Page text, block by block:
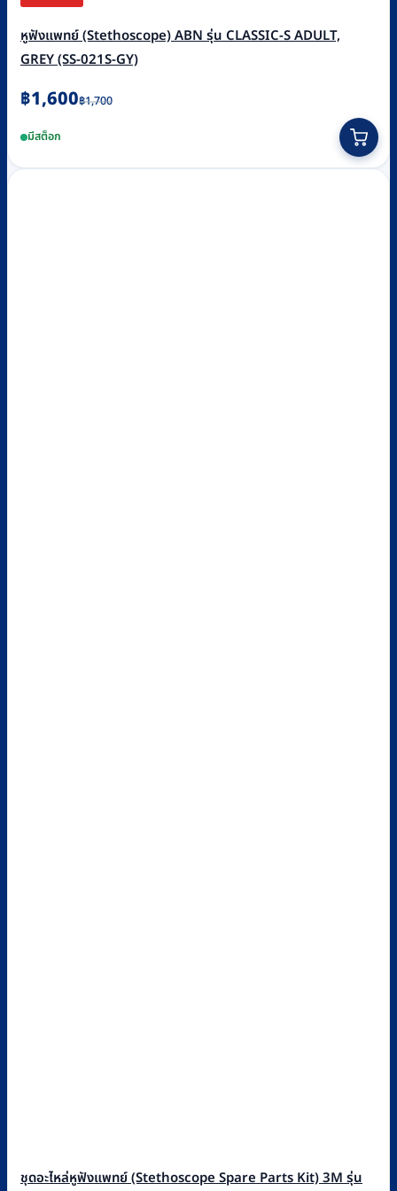
หูฟังแพทย์ (Stethoscope) ABN รุ่น CLASSIC-S ADULT,
GREY (SS-021S-GY)
฿1,700
Original
was:
฿1,700.
฿1,600
Current
is:
฿1,600.
มีสต็อก
ชุดอะไหล่หูฟังแพทย์ (Stethoscope Spare Parts Kit) 3M รุ่น